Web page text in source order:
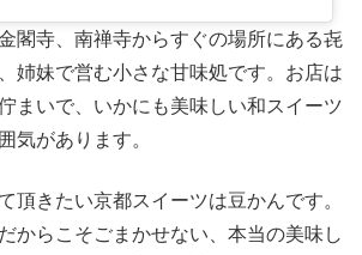
閣寺、南禅寺からすぐの場所にある㐂
姉妹で営む小さな甘味処です。お店は
まいで、いかにも美味しい和スイーツ
気があります。
頂きたい京都スイーツは豆かんです。
からこそごまかせない、本当の美味し